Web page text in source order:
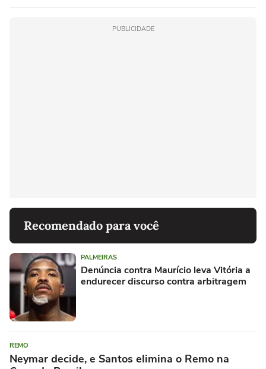
PUBLICIDADE
Recomendado para você
PALMEIRAS
Denúncia contra Maurício leva Vitória a
endurecer discurso contra arbitragem
REMO
Neymar decide, e Santos elimina o Remo na